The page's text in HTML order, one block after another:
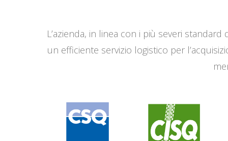
L’azienda, in linea con i più severi
un efficiente servizio logistico per